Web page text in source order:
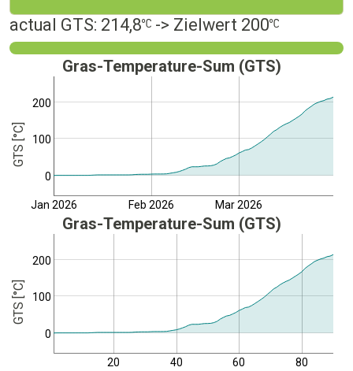
actual GTS: 214,8 -> Zielwert 200
Gras-Temperature-Sum (GTS)
GTS [°C]
0
100
200
Jan 2026 Feb 2026 Mar 2026
Gras-Temperature-Sum (GTS)
GTS [°C]
0
100
200
20 40 60 80